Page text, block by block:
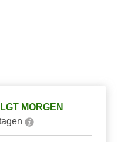
MORGEN